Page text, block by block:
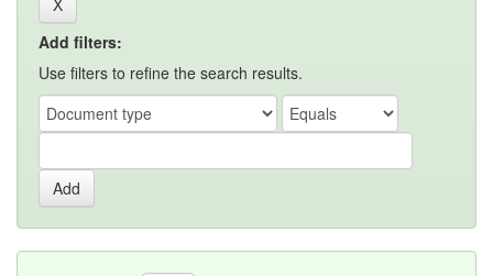
Add filters:
Use filters to refine the search results.